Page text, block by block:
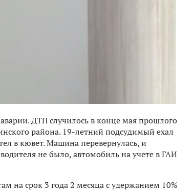
ДТП случилось в конце мая прошлого
района. 19-летний подсудимый ехал
в кювет. Машина перевернулась, и
не было, автомобиль на учете в ГАИ
на срок 3 года 2 месяца с удержанием 10%